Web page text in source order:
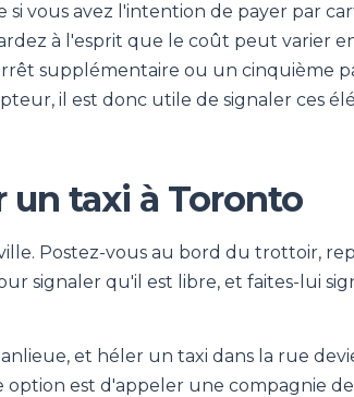
vous avez l'intention de payer par
à l'esprit que le coût peut varier
supplémentaire ou un cinquième
il est donc utile de signaler ces
taxi à Toronto
Postez-vous au bord du trottoir,
signaler qu'il est libre, et faites-lui
et héler un taxi dans la rue
option est d'appeler une compagnie